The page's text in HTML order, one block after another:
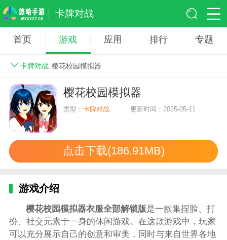
卡牌对战
首页 游戏 应用 排行 专题
卡牌对战 樱花校园模拟器
樱花校园模拟器
类型：卡牌对战 更新时间：2025-05-11
点击下载(186.91MB)
游戏介绍
樱花校园模拟器衣服全部解锁版是一款集捏脸、打
扮、社交元素于一身的休闲游戏。在这款游戏中，玩家
可以充分展示自己的创意和审美，同时与来自世界各地